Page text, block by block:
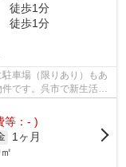
徒歩1分
徒歩1分
車場（限りあり）もあ
です。呉市で新生活を
等：- )
1ヶ月